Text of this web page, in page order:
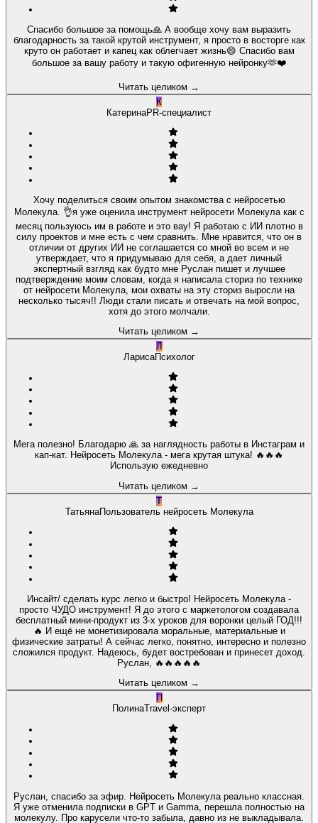
Спасибо большое за помощь🙏 А вообще хочу вам выразить
благодарность за такой крутой инструмент, я просто в восторге как
круто он работает и капец как облегчает жизнь😄 Спасибо вам
большое за вашу работу и такую офигенную нейронку🫶❤️
Читать целиком →
К
КатеринаPR-специалист
Хочу поделиться своим опытом знакомства с нейросетью
Молекула. 👌я уже оценила инструмент нейросети Молекула как с
месяц пользуюсь им в работе и это вау! Я работаю с ИИ плотно в
силу проектов и мне есть с чем сравнить. Мне нравится, что он в
отличии от других ИИ не соглашается со мной во всем и не
утверждает, что я придумываю для себя, а дает личный
экспертный взгляд как будто мне Руслан пишет и лучшее
подтверждение моим словам, когда я написала сториз по технике
от нейросети Молекула, мои охваты на эту сториз выросли на
несколько тысяч!! Люди стали писать и отвечать на мой вопрос,
хотя до этого молчали.
Читать целиком →
Л
ЛарисаПсихолог
Мега полезно! Благодарю 🙏 за наглядность работы в Инстаграм и
кап-кат. Нейросеть Молекула - мега крутая штука! 🔥🔥🔥
Использую ежедневно
Читать целиком →
Т
ТатьянаПользователь нейросеть Молекула
Инсайт/ сделать курс легко и быстро! Нейросеть Молекула -
просто ЧУДО инструмент! Я до этого с маркетологом создавала
бесплатный мини-продукт из 3-х уроков для воронки целый ГОД!!!
🔥 И ещё не монетизировала моральные, материальные и
физические затраты! А сейчас легко, понятно, интересно и полезно
сложился продукт. Надеюсь, будет востребован и принесет доход.
Руслан, 🔥🔥🔥🔥🔥
Читать целиком →
П
ПолинаTravel-эксперт
Руслан, спасибо за эфир. Нейросеть Молекула реально классная.
Я уже отменила подписки в GPT и Gamma, перешла полностью на
молекулу. Про карусели что-то забыла, давно из не выкладывала.